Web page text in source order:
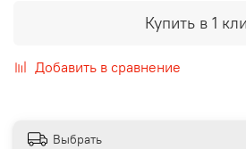
Купить в 1
Добавить в сравнение
Выбрать